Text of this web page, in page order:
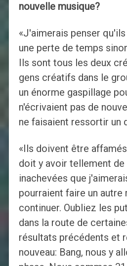
nouvelle musique?
«J'aimerais penser
une perte de temps
Ils sont tous les deux
gens créatifs dans le
un énorme gaspillage
n'écrivaient pas de
ne faisaient ressortir un
«Ils doivent être
doit y avoir tellement
inachevées que
pourraient faire un autre
continuer. Oubliez les
dans la route de
résultats précédents et
nouveau: Bang, nous y